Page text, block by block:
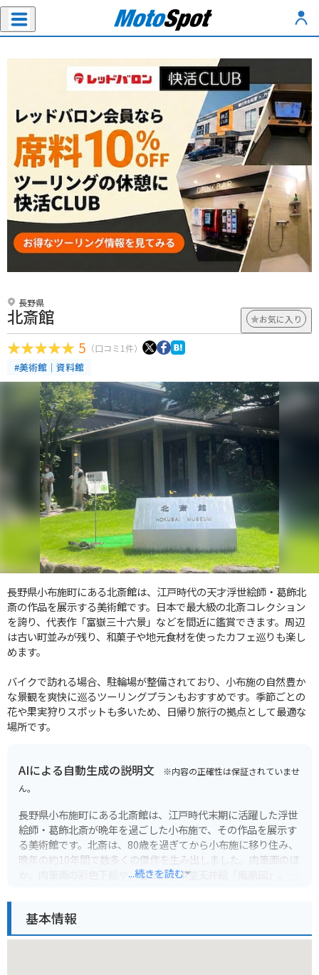
長野県
北斎館 お気に入り
5 （口コミ1件）
#美術館｜資料館
長野県小布施町にある北斎館は、江戸時代の天才浮世絵師・葛飾北
斎の作品を展示する美術館です。日本で最大級の北斎コレクション
を誇り、代表作「富嶽三十六景」などを間近に鑑賞できます。周辺
は古い町並みが残り、和菓子や地元食材を使ったカフェ巡りも楽し
めます。
バイクで訪れる場合、駐輪場が整備されており、小布施の自然豊か
な景観を爽快に巡るツーリングプランもおすすめです。季節ごとの
花や果実狩りスポットも多いため、日帰り旅行の拠点として最適な
場所です。
AIによる自動生成の説明文 ※内容の正確性は保証されていませ
ん。
長野県小布施町にある北斎館は、江戸時代末期に活躍した浮世
絵師・葛飾北斎が晩年を過ごした小布施で、その作品を展示す
る美術館です。北斎は、80歳を過ぎてから小布施に移り住み、
晩年の約10年間で数多くの傑作を生み出しました。肉筆画のほ
か、肉筆画の彩色下絵や、岩松院の本堂天井絵「鳳凰図」、高
小布施町自体も、栗のお菓子や北斎にちなんだお土産物店、古
...続きを読む
基本情報